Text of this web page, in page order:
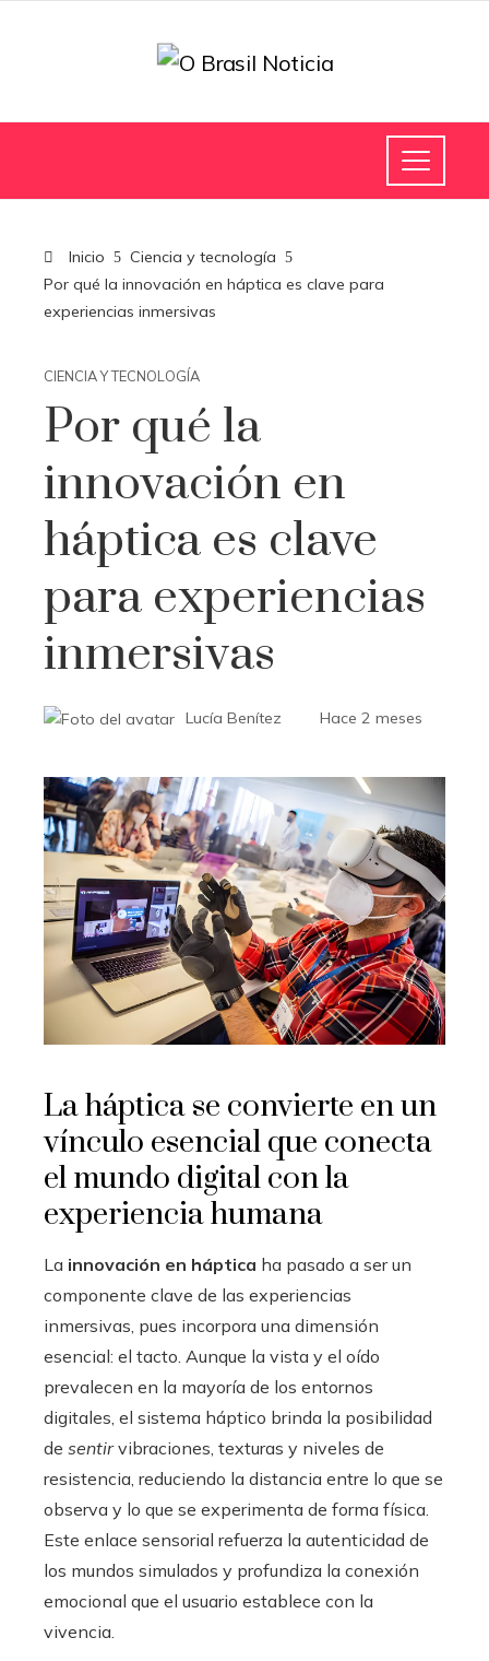
Inicio
Ciencia y tecnología
Por qué la innovación en háptica es clave para
experiencias inmersivas
CIENCIA Y TECNOLOGÍA
Por qué la
innovación en
háptica es clave
para experiencias
inmersivas
Lucía Benítez Hace 2 meses
La háptica se convierte en un
vínculo esencial que conecta
el mundo digital con la
experiencia humana
La innovación en háptica ha pasado a ser un
componente clave de las experiencias
inmersivas, pues incorpora una dimensión
esencial: el tacto. Aunque la vista y el oído
prevalecen en la mayoría de los entornos
digitales, el sistema háptico brinda la posibilidad
de sentirvibraciones, texturas y niveles de
resistencia, reduciendo la distancia entre lo que se
observa y lo que se experimenta de forma física.
Este enlace sensorial refuerza la autenticidad de
los mundos simulados y profundiza la conexión
emocional que el usuario establece con la
vivencia.